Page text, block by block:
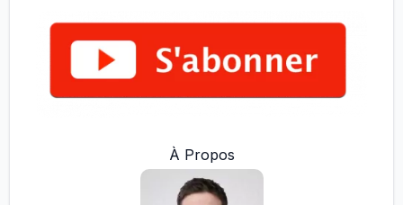
À Propos